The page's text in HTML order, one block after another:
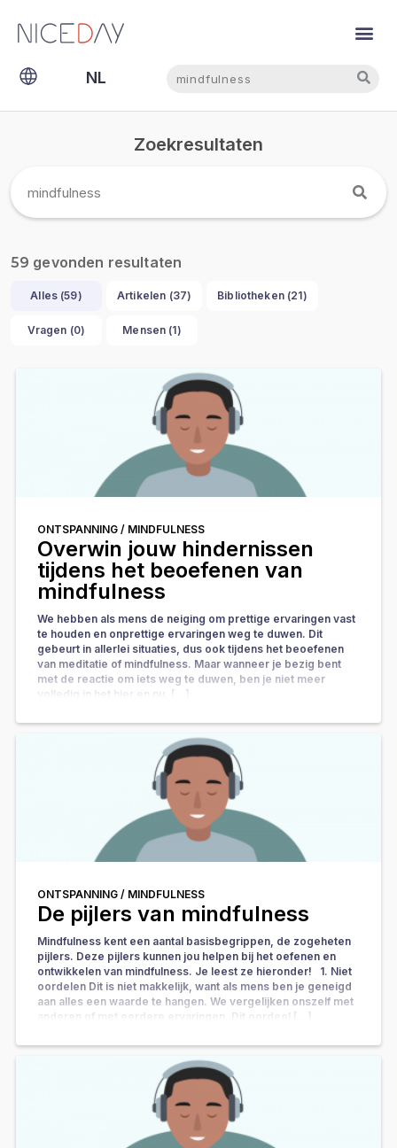
NL
EN
Zoekresultaten
59 gevonden resultaten
Alles (59) Artikelen (37) Bibliotheken (21)
Vragen (0) Mensen (1)
ONTSPANNING / MINDFULNESS
Overwin jouw hindernissen
tijdens het beoefenen van
mindfulness
We hebben als mens de neiging om prettige ervaringen vast
te houden en onprettige ervaringen weg te duwen. Dit
gebeurt in allerlei situaties, dus ook tijdens het beoefenen
van meditatie of mindfulness. Maar wanneer je bezig bent
met de reactie om iets weg te duwen, ben je niet meer
volledig in het hier en nu. […]
ONTSPANNING / MINDFULNESS
De pijlers van mindfulness
Mindfulness kent een aantal basisbegrippen, de zogeheten
pijlers. Deze pijlers kunnen jou helpen bij het oefenen en
ontwikkelen van mindfulness. Je leest ze hieronder! 1. Niet
oordelen Dit is niet makkelijk, want als mens ben je geneigd
aan alles een waarde te hangen. We vergelijken onszelf met
anderen of met eerdere ervaringen. Dit oordeel […]